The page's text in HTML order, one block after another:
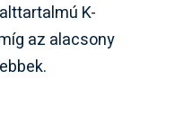
K-
az alacsony